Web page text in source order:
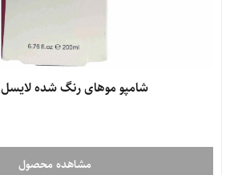
شامپو موهای رنگ شده لایسل Liesel
مشاهده محصول